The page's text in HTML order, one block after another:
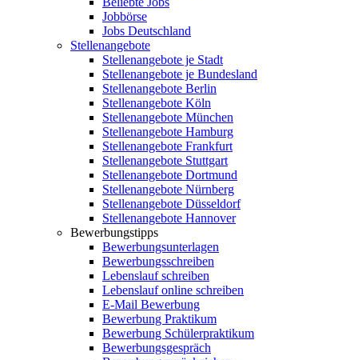
Jobbörse
Jobs Deutschland
Stellenangebote
Stellenangebote je Stadt
Stellenangebote je Bundesland
Stellenangebote Berlin
Stellenangebote Köln
Stellenangebote München
Stellenangebote Hamburg
Stellenangebote Frankfurt
Stellenangebote Stuttgart
Stellenangebote Dortmund
Stellenangebote Nürnberg
Stellenangebote Düsseldorf
Stellenangebote Hannover
Bewerbungstipps
Bewerbungsunterlagen
Bewerbungsschreiben
Lebenslauf schreiben
Lebenslauf online schreiben
E-Mail Bewerbung
Bewerbung Praktikum
Bewerbung Schülerpraktikum
Bewerbungsgespräch